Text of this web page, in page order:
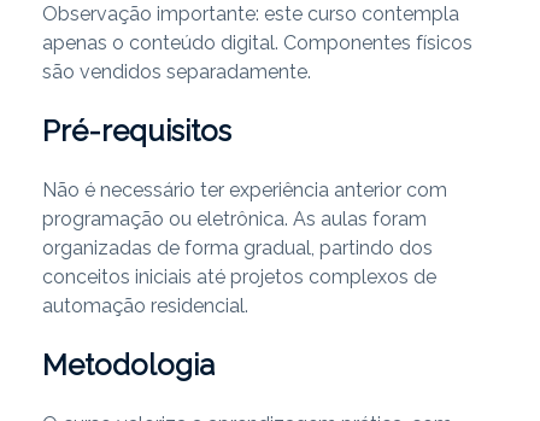
Observação importante: este curso contempla
apenas o conteúdo digital. Componentes físicos
são vendidos separadamente.
Pré-requisitos
Não é necessário ter experiência anterior com
programação ou eletrônica. As aulas foram
organizadas de forma gradual, partindo dos
conceitos iniciais até projetos complexos de
automação residencial.
Metodologia